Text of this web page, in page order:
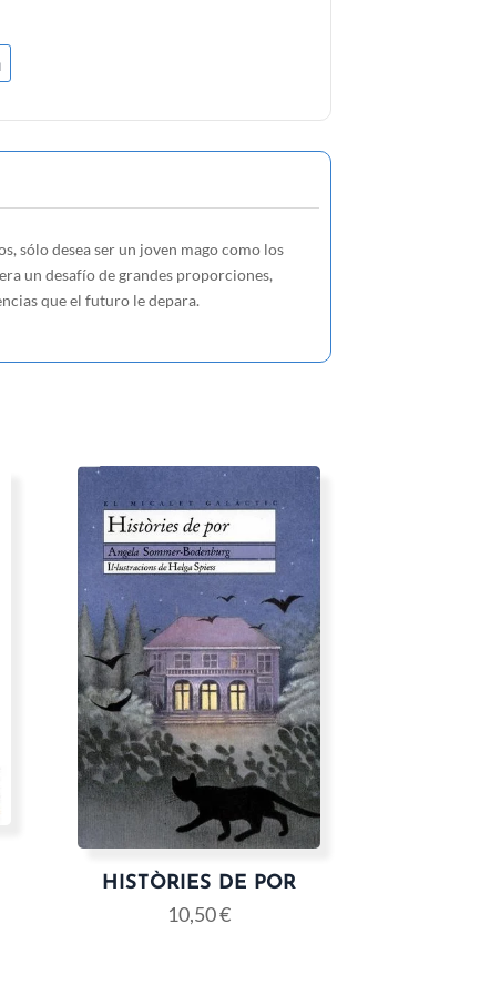
sólo desea ser un joven mago como los
un desafío de grandes proporciones,
que el futuro le depara.
HISTÒRIES DE POR
10,50€